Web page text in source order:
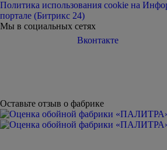
Политика использования cookie на
портале (Битрикс 24)
Мы в социальных сетях
Вконтакте
Оставьте отзыв о фабрике